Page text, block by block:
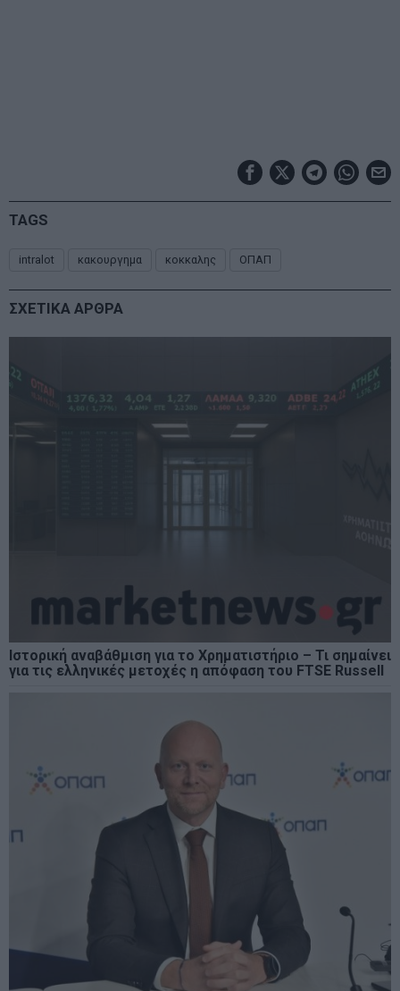
TAGS
intralot κακουργημα κοκκαλης ΟΠΑΠ
ΣΧΕΤΙΚΑ ΑΡΘΡΑ
Ιστορική αναβάθμιση για το Χρηματιστήριο – Τι σημαίνει
για τις ελληνικές μετοχές η απόφαση του FTSE Russell